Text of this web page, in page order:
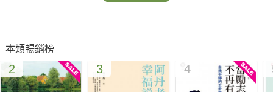
待、發展社群、成為串接他人的平臺，持續透過個人寫作，2年
將單篇文章價值翻漲20倍，更持續轉型、升級，被外界視為是擁
有正職工作卻能經營個人品牌、斜槓的標竿。
本類暢銷榜
2 3 4